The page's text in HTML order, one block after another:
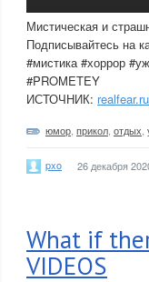
Мистическая и
Подписывайтесь на
#мистика #хоррор
#PROMETEY
ИСТОЧНИК:
юмор прикол отдых
pxo 26 декабря
What if
VIDEOS